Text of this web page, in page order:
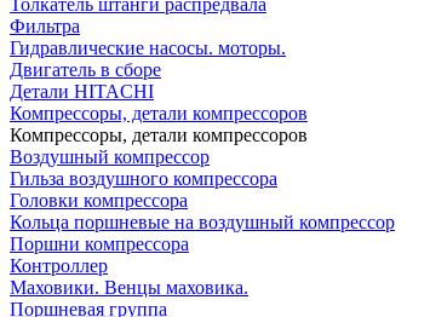
Толкатель штанги распредвала
Фильтра
Гидравлические насосы. моторы.
Двигатель в сборе
Детали HITACHI
Компрессоры, детали компрессоров
Компрессоры, детали компрессоров
Воздушный компрессор
Гильза воздушного компрессора
Головки компрессора
Кольца поршневые на воздушный компрессор
Поршни компрессора
Контроллер
Маховики. Венцы маховика.
Поршневая группа